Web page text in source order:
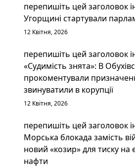
перепишіть цей заголовок
Угорщині стартували
12 Квітня, 2026
перепишіть цей заголовок
«Судимість знята»: В
прокоментували
звинуватили в корупції
12 Квітня, 2026
перепишіть цей заголовок
Морська блокада замість
новий «козир» для тиску на
нафти